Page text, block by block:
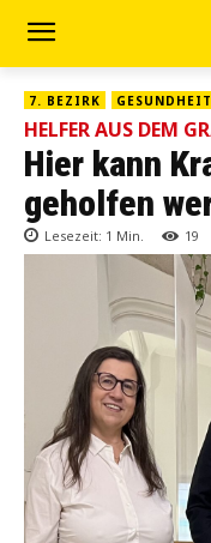
7. BEZIRK
HELFER AUS DEM
Hier kann
geholfen
Lesezeit: 1 Min. 19